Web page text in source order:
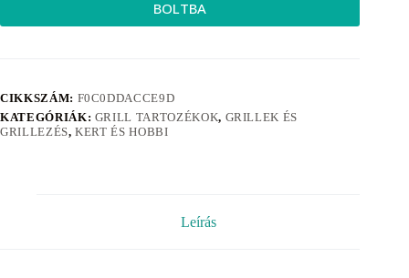
BOLTBA
CIKKSZÁM: F0C0DDACCE9D
KATEGÓRIÁK: GRILL TARTOZÉKOK, GRILLEK ÉS
GRILLEZÉS,KERT ÉS HOBBI
Leírás